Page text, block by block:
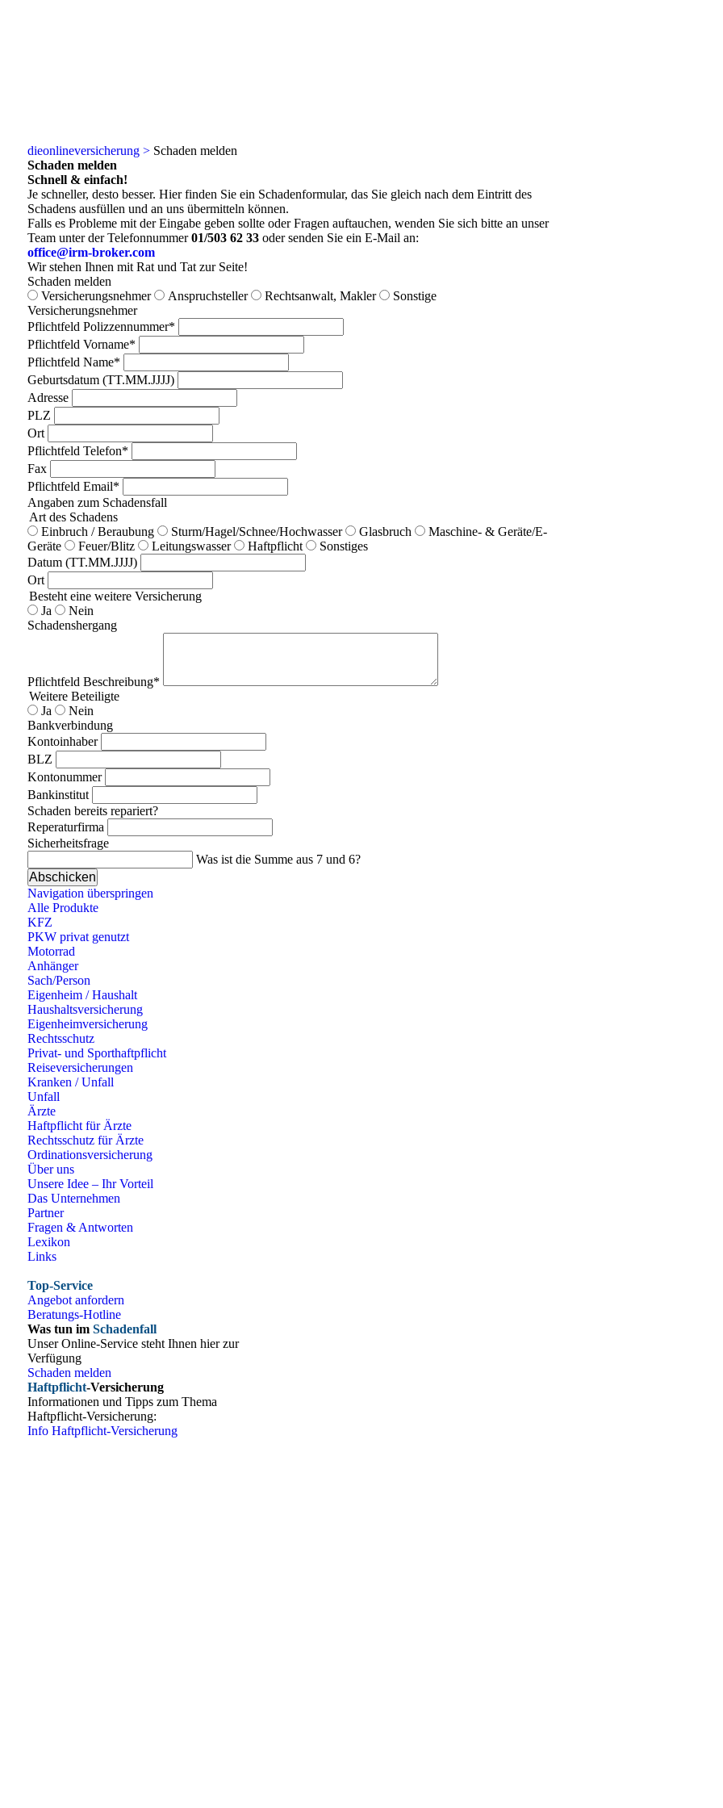
dieonlineversicherung > Schaden melden
Schaden melden
Schnell & einfach!
Je schneller, desto besser. Hier finden Sie ein Schadenformular, das Sie gleich nach dem Eintritt des
Schadens ausfüllen und an uns übermitteln können.
Falls es Probleme mit der Eingabe geben sollte oder Fragen auftauchen, wenden Sie sich bitte an unser
Team unter der Telefonnummer01/503 62 33 oder senden Sie ein E-Mail an:
office@irm-broker.com
Wir stehen Ihnen mit Rat und Tat zur Seite!
Schaden melden
Versicherungsnehmer
Anspruchsteller Rechtsanwalt, Makler
Sonstige
Versicherungsnehmer
Pflichtfeld Polizzennummer*
Pflichtfeld Vorname*
Pflichtfeld Name*
Geburtsdatum (TT.MM.JJJJ)
Adresse
PLZ
Ort
Pflichtfeld Telefon*
Fax
Pflichtfeld Email*
Angaben zum Schadensfall
Art des Schadens
Einbruch / Beraubung
Sturm/Hagel/Schnee/Hochwasser Glasbruch
Maschine- & Geräte/E-
Geräte
Feuer/Blitz Leitungswasser Haftpflicht
Sonstiges
Datum (TT.MM.JJJJ)
Ort
Besteht eine weitere Versicherung
Ja
Nein
Schadenshergang
Pflichtfeld Beschreibung*
Weitere Beteiligte
Ja
Nein
Bankverbindung
Kontoinhaber
BLZ
Kontonummer
Bankinstitut
Schaden bereits repariert?
Reperaturfirma
Sicherheitsfrage
Was ist die Summe aus 7 und 6?
Navigation überspringen
Alle Produkte
KFZ
PKW privat genutzt
Motorrad
Anhänger
Sach/Person
Eigenheim / Haushalt
Haushaltsversicherung
Eigenheimversicherung
Rechtsschutz
Privat- und Sporthaftpflicht
Reiseversicherungen
Kranken / Unfall
Unfall
Ärzte
Haftpflicht für Ärzte
Rechtsschutz für Ärzte
Ordinationsversicherung
Über uns
Unsere Idee – Ihr Vorteil
Das Unternehmen
Partner
Fragen & Antworten
Lexikon
Links
Top-Service
Angebot anfordern
Beratungs-Hotline
Was tun im Schadenfall
Unser Online-Service steht Ihnen hier zur
Verfügung
Schaden melden
Haftpflicht-Versicherung
Informationen und Tipps zum Thema
Haftpflicht-Versicherung:
Info Haftpflicht-Versicherung